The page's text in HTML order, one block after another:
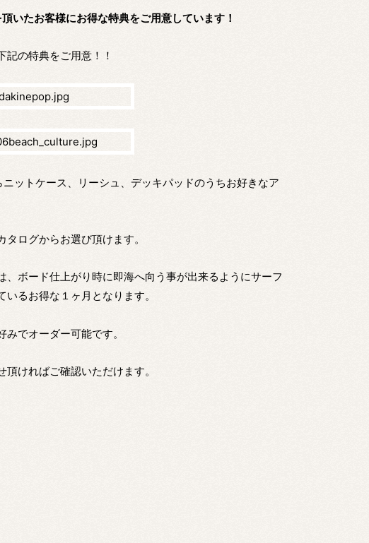
いたお客様にお得な特典をご用意しています！
記の特典をご用意！！
ットケース、リーシュ、デッキパッドのうちお好きなア
ログからお選び頂けます。
ボード仕上がり時に即海へ向う事が出来るようにサーフ
るお得な１ヶ月となります。
でオーダー可能です。
ければご確認いただけます。